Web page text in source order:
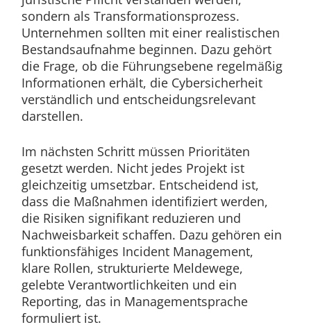
sondern als Transformationsprozess.
Unternehmen sollten mit einer realistischen
Bestandsaufnahme beginnen. Dazu gehört
die Frage, ob die Führungsebene regelmäßig
Informationen erhält, die Cybersicherheit
verständlich und entscheidungsrelevant
darstellen.
Im nächsten Schritt müssen Prioritäten
gesetzt werden. Nicht jedes Projekt ist
gleichzeitig umsetzbar. Entscheidend ist,
dass die Maßnahmen identifiziert werden,
die Risiken signifikant reduzieren und
Nachweisbarkeit schaffen. Dazu gehören ein
funktionsfähiges Incident Management,
klare Rollen, strukturierte Meldewege,
gelebte Verantwortlichkeiten und ein
Reporting, das in Managementsprache
formuliert ist.